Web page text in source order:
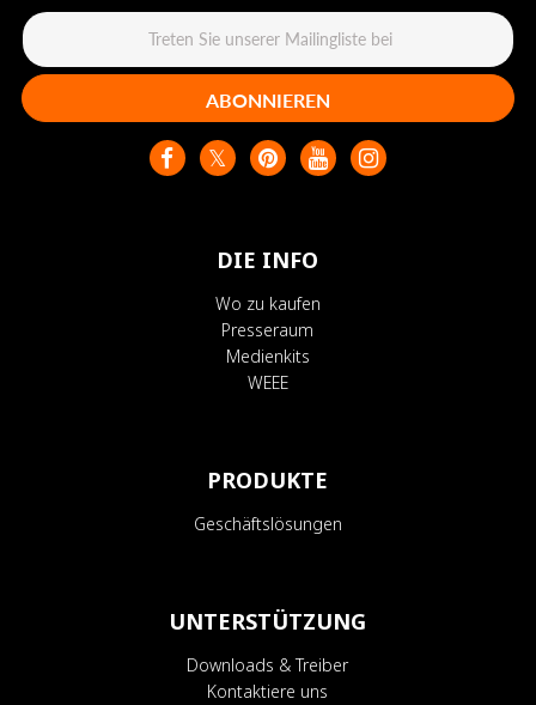
DIE INFO
Wo zu kaufen
Presseraum
Medienkits
WEEE
PRODUKTE
Geschäftslösungen
UNTERSTÜTZUNG
Downloads & Treiber
Kontaktiere uns
ABONNIEREN